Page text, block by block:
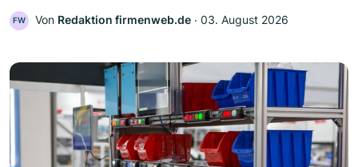
FW Von Redaktion firmenweb.de ‧ 03. August 2026